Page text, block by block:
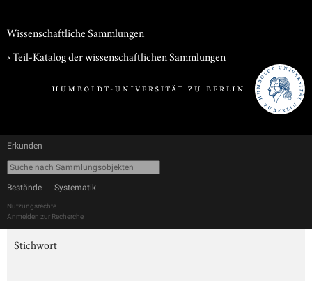
Wissenschaftliche Sammlungen
› Teil-Katalog der wissenschaftlichen Sammlungen
Erkunden
Bestände Systematik
Nutzungsrechte
Anmelden zur Recherche
Stichwort